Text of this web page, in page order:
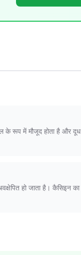
के रूप में मौजूद होता है और
हो जाता है। कैसिइन का